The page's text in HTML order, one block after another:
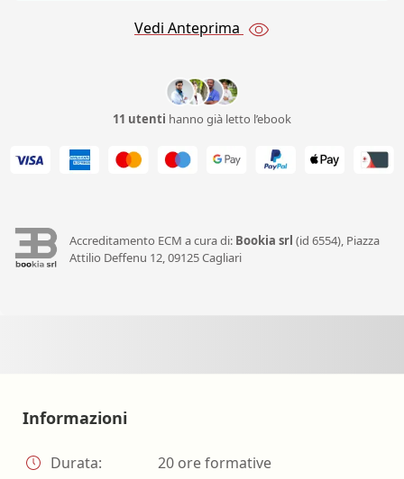
Vedi Anteprima
11 utenti hanno già letto l’ebook
Accreditamento ECM a cura di: Bookia srl (id 6554), Piazza
Attilio Deffenu 12, 09125 Cagliari
Informazioni
Durata:
20 ore formative